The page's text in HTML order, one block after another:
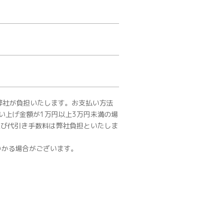
が負担いたします。お支払い方法
上げ金額が1万円以上3万円未満の場
代引き手数料は弊社負担といたしま
る場合がございます。